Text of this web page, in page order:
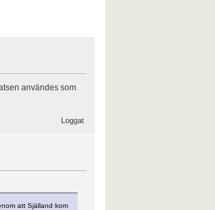
användes som
Loggat
att Själland kom